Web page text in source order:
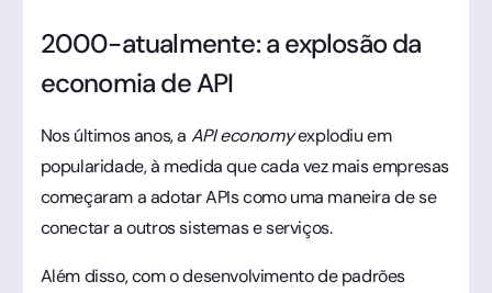
2000-atualmente: a explosão da
economia de API
Nos últimos anos, a API economyexplodiu em
popularidade, à medida que cada vez mais empresas
começaram a adotar APIs como uma maneira de se
conectar a outros sistemas e serviços.
Além disso, com o desenvolvimento de padrões